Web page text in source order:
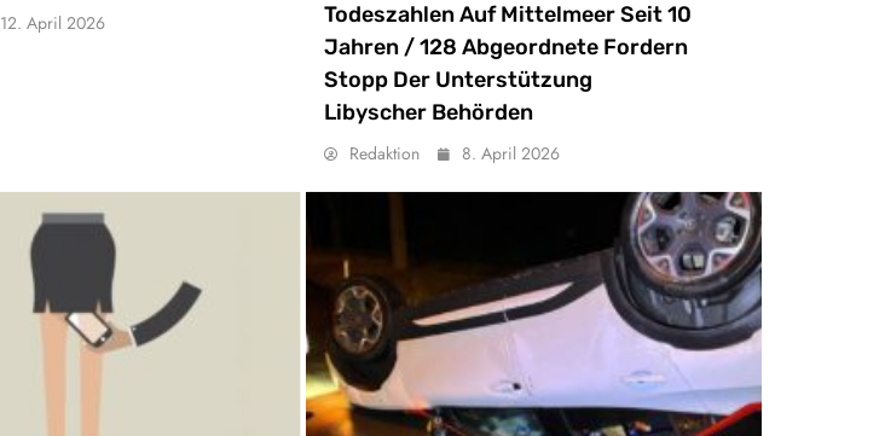
12. April 2026
Todeszahlen Auf Mittelmeer Seit 10
Jahren / 128 Abgeordnete Fordern
Stopp Der Unterstützung
Libyscher Behörden
Redaktion 8. April 2026